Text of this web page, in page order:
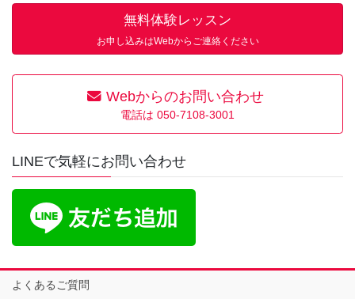
無料体験レッスン
お申し込みはWebからご連絡ください
Webからのお問い合わせ
電話は 050-7108-3001
LINEで気軽にお問い合わせ
よくあるご質問